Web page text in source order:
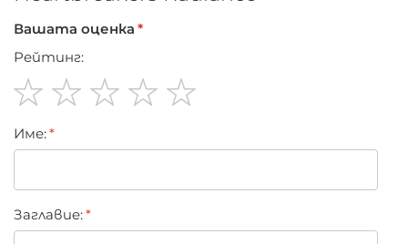
Вашата оценка
Рейтинг:
star
stars
stars
stars
stars
Име:
Заглавиe: